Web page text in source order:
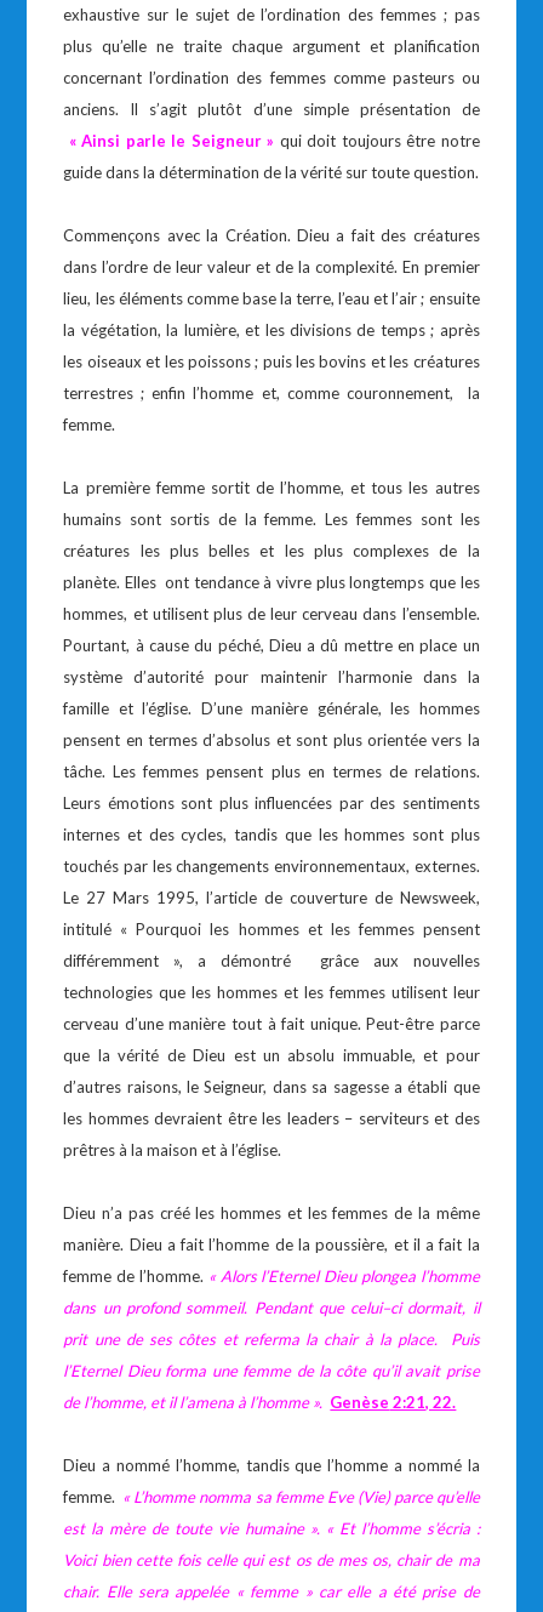
exhaustive sur le sujet de l’ordination des femmes ; pas
plus qu’elle ne traite chaque argument et planification
concernant l’ordination des femmes comme pasteurs ou
anciens. Il s’agit plutôt d’une simple présentation de
«Ainsi parle le Seigneur » qui doit toujours être notre
guide dans la détermination de la vérité sur toute question.
Commençons avec la Création. Dieu a fait des créatures
dans l’ordre de leur valeur et de la complexité. En premier
lieu, les éléments comme base la terre, l’eau et l’air ; ensuite
la végétation, la lumière, et les divisions de temps ; après
les oiseaux et les poissons ; puis les bovins et les créatures
terrestres ; enfin l’homme et, comme couronnement, la
femme.
La première femme sortit de l’homme, et tous les autres
humains sont sortis de la femme. Les femmes sont les
créatures les plus belles et les plus complexes de la
planète. Elles ont tendance à vivre plus longtemps que les
hommes, et utilisent plus de leur cerveau dans l’ensemble.
Pourtant, à cause du péché, Dieu a dû mettre en place un
système d’autorité pour maintenir l’harmonie dans la
famille et l’église. D’une manière générale, les hommes
pensent en termes d’absolus et sont plus orientée vers la
tâche. Les femmes pensent plus en termes de relations.
Leurs émotions sont plus influencées par des sentiments
internes et des cycles, tandis que les hommes sont plus
touchés par les changements environnementaux, externes.
Le 27 Mars 1995, l’article de couverture de Newsweek,
intitulé « Pourquoi les hommes et les femmes pensent
différemment », a démontré grâce aux nouvelles
technologies que les hommes et les femmes utilisent leur
cerveau d’une manière tout à fait unique. Peut-être parce
que la vérité de Dieu est un absolu immuable, et pour
d’autres raisons, le Seigneur, dans sa sagesse a établi que
les hommes devraient être les leaders – serviteurs et des
prêtres à la maison et à l’église.
Dieu n’a pas créé les hommes et les femmes de la même
manière. Dieu a fait l’homme de la poussière, et il a fait la
femme de l’homme. « Alors l’Eternel Dieu plongea l’homme
dans un profond sommeil. Pendant que celui–ci dormait, il
prit une de ses côtes et referma la chair à la place. Puis
l’Eternel Dieu forma une femme de la côte qu’il avait prise
de l’homme, et il l’amena à l’homme ». Genèse 2:21, 22.
Dieu a nommé l’homme, tandis que l’homme a nommé la
femme. «L’homme nomma sa femme Eve (Vie) parce qu’elle
est la mère de toute vie humaine ».« Et l’homme s’écria :
Voici bien cette fois celle qui est os de mes os, chair de ma
chair. Elle sera appelée « femme » car elle a été prise de